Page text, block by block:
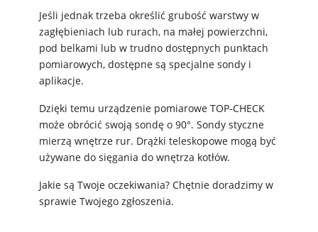
Jeśli jednak trzeba określić grubość warstwy w
zagłębieniach lub rurach, na małej powierzchni,
pod belkami lub w trudno dostępnych punktach
pomiarowych, dostępne są specjalne sondy i
aplikacje.
Dzięki temu urządzenie pomiarowe TOP-CHECK
może obrócić swoją sondę o 90°. Sondy styczne
mierzą wnętrze rur. Drążki teleskopowe mogą być
używane do sięgania do wnętrza kotłów.
Jakie są Twoje oczekiwania? Chętnie doradzimy w
sprawie Twojego zgłoszenia.